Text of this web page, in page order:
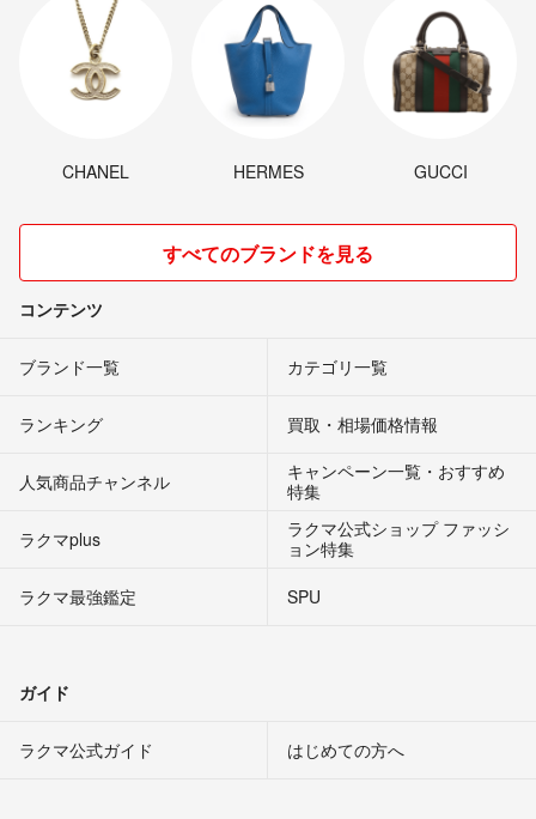
CHANEL HERMES GUCCI
すべてのブランドを見る
コンテンツ
ブランド一覧 カテゴリ一覧
ランキング 買取・相場価格情報
人気商品チャンネル
キャンペーン一覧・おすすめ
特集
ラクマplus
ラクマ公式ショップ ファッシ
ョン特集
ラクマ最強鑑定
SPU
ガイド
ラクマ公式ガイド はじめての方へ